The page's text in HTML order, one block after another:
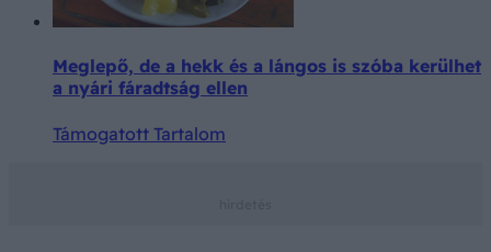
Meglepő, de a hekk és a lángos is szóba kerülhet
a nyári fáradtság ellen
Támogatott Tartalom